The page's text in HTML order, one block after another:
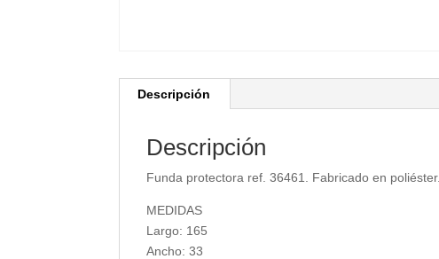
Descripción
Descripción
Funda protectora ref. 36461. Fabricado en poliéster.
MEDIDAS
Largo: 165
Ancho: 33